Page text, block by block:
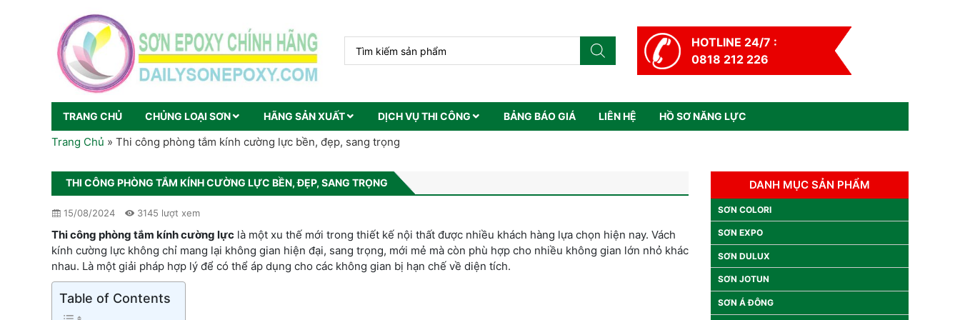
HOTLINE 24/7 :
0818 212 226
TRANG CHỦ CHỦNG LOẠI SƠN HÃNG SẢN XUẤT DỊCH VỤ THI CÔNG BẢNG BÁO GIÁ LIÊN HỆ HỒ SƠ NĂNG LỰC
Trang Chủ » Thi công phòng tắm kính cường lực bền, đẹp, sang trọng
THI CÔNG PHÒNG TẮM KÍNH CƯỜNG LỰC BỀN, ĐẸP, SANG TRỌNG
15/08/2024 3145 lượt xem
Thi công phòng tắm kính cường lực là một xu thế mới trong thiết kế nội thất được nhiều khách hàng lựa chọn hiện nay. Vách
kính cường lực không chỉ mang lại không gian hiện đại, sang trọng, mới mẻ mà còn phù hợp cho nhiều không gian lớn nhỏ khác
nhau. Là một giải pháp hợp lý để có thể áp dụng cho các không gian bị hạn chế về diện tích.
Table of Contents
DANH MỤC SẢN PHẨM
SƠN COLORI
SƠN EXPO
SƠN DULUX
SƠN JOTUN
SƠN Á ĐÔNG